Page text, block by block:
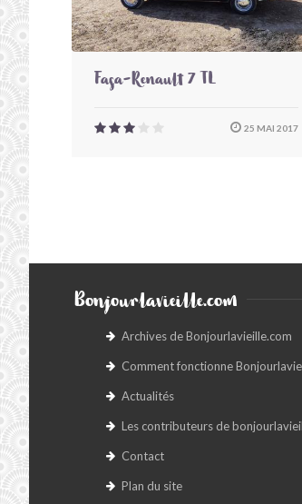
Fasa-Renault 7 TL
25 MAI 2017
Bonjourlavieille.com
Archives de Bonjourlavieille.com
Comment fonctionne
Actualités
Les contributeurs de
Contact
Plan du site